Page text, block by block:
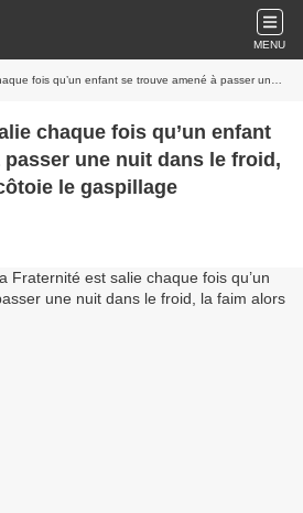
MENU
se trouve amené à passer une nuit dans le froid, la faim alors qu’il côtoie le gaspillage
chaque fois qu’un enfant
passer une nuit dans le froid,
le gaspillage